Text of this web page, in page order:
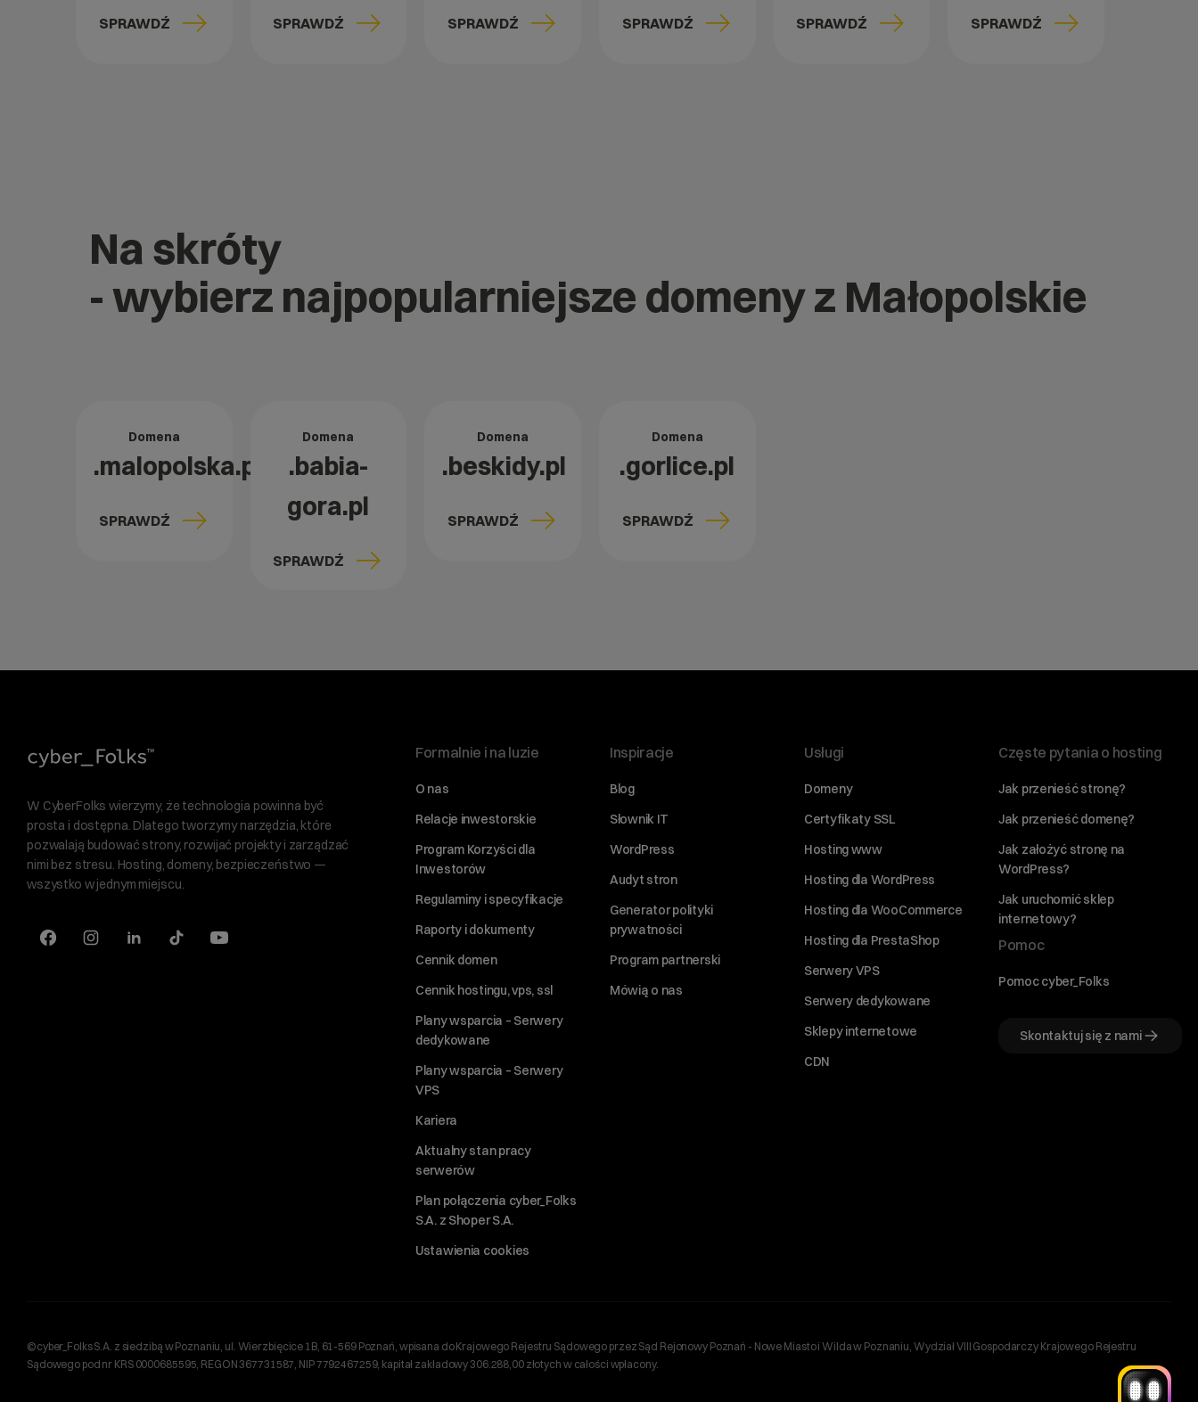
SPRAWDŹ SPRAWDŹ SPRAWDŹ SPRAWDŹ SPRAWDŹ SPRAWDŹ
Na skróty
- wybierz najpopularniejsze domeny z Małopolskie
Domena
.malopolska.pl
SPRAWDŹ
Domena
.babia-
gora.pl
SPRAWDŹ
Domena
.beskidy.pl
SPRAWDŹ
Domena
.gorlice.pl
SPRAWDŹ
W CyberFolks wierzymy, że technologia powinna być
prosta i dostępna. Dlatego tworzymy narzędzia, które
pozwalają budować strony, rozwijać projekty i zarządzać
nimi bez stresu. Hosting, domeny, bezpieczeństwo —
wszystko w jednym miejscu.
Formalnie i na luzie
O nas
Relacje inwestorskie
Program Korzyści dla
Inwestorów
Regulaminy i specyfikacje
Raporty i dokumenty
Cennik domen
Cennik hostingu, vps, ssl
Plany wsparcia – Serwery
dedykowane
Plany wsparcia – Serwery
VPS
Kariera
Aktualny stan pracy
serwerów
Plan połączenia cyber_Folks
S.A. z Shoper S.A.
Ustawienia cookies
Inspiracje
Blog
Słownik IT
WordPress
Audyt stron
Generator polityki
prywatności
Program partnerski
Mówią o nas
Usługi
Domeny
Certyfikaty SSL
Hosting www
Hosting dla WordPress
Hosting dla WooCommerce
Hosting dla PrestaShop
Serwery VPS
Serwery dedykowane
Sklepy internetowe
CDN
Częste pytania o hosting
Jak przenieść stronę?
Jak przenieść domenę?
Jak założyć stronę na
WordPress?
Jak uruchomić sklep
internetowy?
Pomoc
Pomoc cyber_Folks
Skontaktuj się z nami
©cyber_Folks S.A. z siedzibą w Poznaniu, ul. Wierzbięcice 1B, 61-569 Poznań, wpisana do Krajowego Rejestru Sądowego przez Sąd Rejonowy Poznań - Nowe Miasto i Wilda w Poznaniu, Wydział VIII Gospodarczy Krajowego Rejestru
Sądowego pod nr KRS 0000685595, REGON 367731587, NIP 7792467259, kapitał zakładowy 306.288,00 złotych w całości wpłacony.